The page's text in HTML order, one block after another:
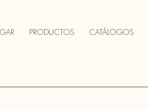
PRODUCTOS CATÁLOGOS